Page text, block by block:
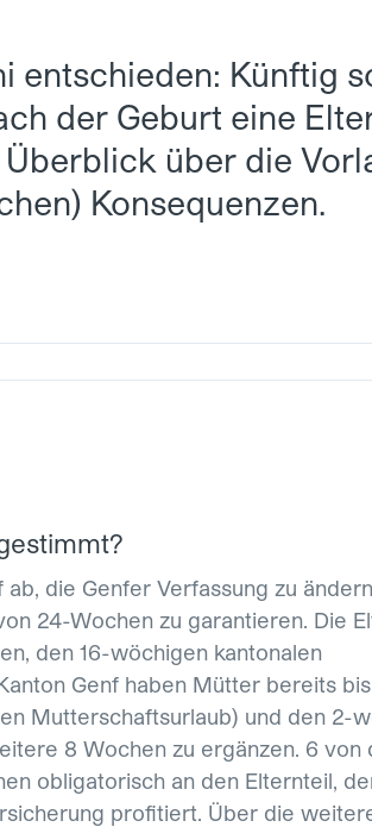
entschieden: Künftig
der Geburt eine
über die
Konsequenzen.
die Genfer Verfassung zu
24-Wochen zu garantieren. Die
den 16-wöchigen kantonalen
Genf haben Mütter bereits bis
Mutterschaftsurlaub) und den 2-
8 Wochen zu ergänzen. 6 von
obligatorisch an den Elternteil,
profitiert. Über die